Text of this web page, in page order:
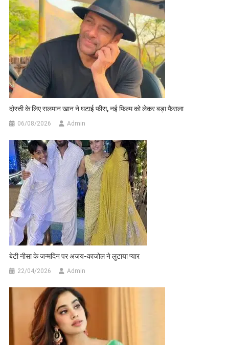
दोस्ती के लिए सलमान खान ने घटाई फीस, नई फिल्म को लेकर बड़ा फैसला
06/08/2026 Admin
बेटी नीसा के जन्मदिन पर अजय-काजोल ने लुटाया प्यार
22/04/2026 Admin